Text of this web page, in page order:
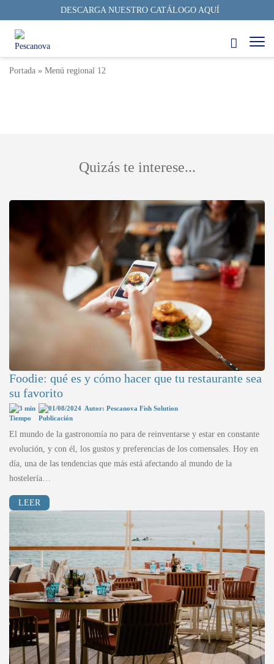
DESCARGA NUESTRO CATÁLOGO AQUÍ
Menú Regional 12
3 min 22/12/2023 Autor: Pescanova Fish Solutions
Portada » Menú regional 12
Quizás te interese...
Foodie: qué es y cómo hacer que tu restaurante sea
su favorito
3 min 01/08/2024 Autor: Pescanova Fish Solution
El mundo de la gastronomía no para de reinventarse y estar en constante
evolución, y con él, los gustos y preferencias de los comensales. Hoy en
día, una de las tendencias que más está afectando al mundo de la
hostelería…
LEER